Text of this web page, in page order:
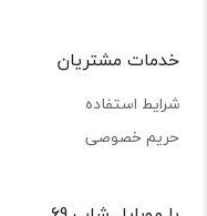
خدمات مشتریان
شرایط استفاده
حریم خصوصی